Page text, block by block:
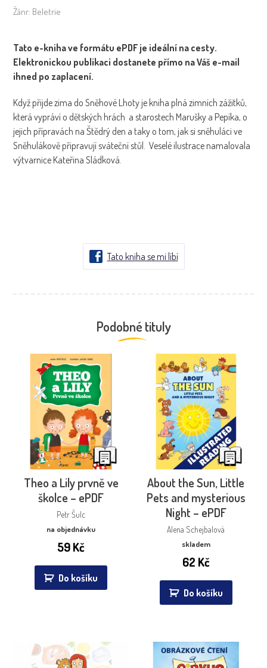
Žánr: Beletrie
Tato e-kniha ve formátu ePDF je ideální na cesty.
Elektronickou publikaci dostanete přímo na Váš e-mail
ihned po zaplacení.
Když přijde zima do Sněhové Lhoty je kniha plná zimních zážitků,
která vypráví o dětských hrách a starostech Marušky a Pepíka, o
jejich přípravách na Štědrý den a taky o tom, jak si sněhuláci ve
Sněhulákově připravují sváteční stůl. Veselé ilustrace namalovala
výtvarnice Kateřina Sládková.
Tato kniha se mi líbí
Podobné tituly
Theo a Lily prvně ve
školce – ePDF
Petr Šulc
na objednávku
59Kč
Do košíku
About the Sun, Little
Pets and mysterious
Night – ePDF
Alena Schejbalová
skladem
62 Kč
Do košíku